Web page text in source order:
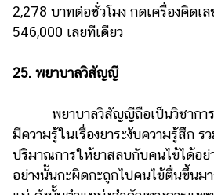
2,278 บาทต่อชั่วโมง กดเครื่องคิดเ
546,000 เลยทีเดียว
25. พยาบาลวิสัญญี
พยาบาลวิสัญญีถือเป็นวิชาการพ
มีความรู้ในเรื่องยาระงับความรู้สึก ร
ปริมาณการให้ยาสลบกับคนไข้ได้อย่
อย่างนั้นกะผิดกะถูกไปคนไข้ตื่นขึ้นมา